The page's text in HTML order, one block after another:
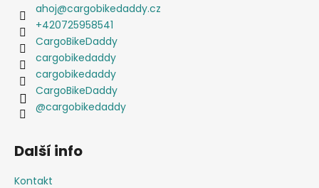
ahoj@cargobikedaddy.cz
+420725958541
CargoBikeDaddy
cargobikedaddy
cargobikedaddy
CargoBikeDaddy
@cargobikedaddy
Další info
Kontakt